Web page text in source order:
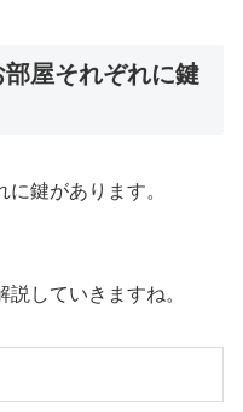
屋それぞれに鍵
鍵があります。
していきますね。